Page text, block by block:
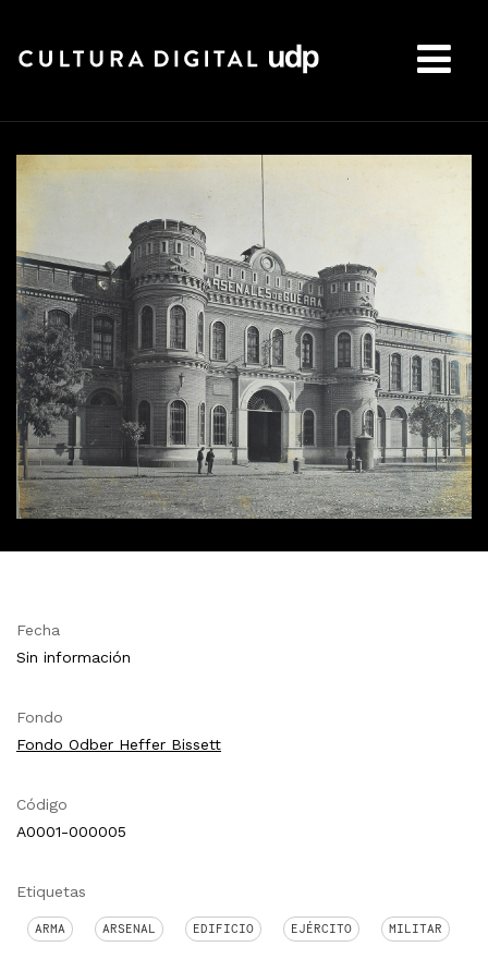
Fecha
Sin información
Fondo
Fondo Odber Heffer Bissett
Código
A0001-000005
Etiquetas
ARMA ARSENAL EDIFICIO EJÉRCITO MILITAR